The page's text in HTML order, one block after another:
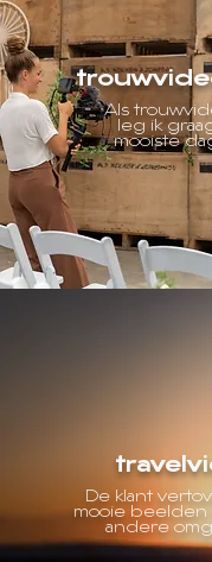
Als
leg ik
mooiste
De klant
mooie beelden
andere